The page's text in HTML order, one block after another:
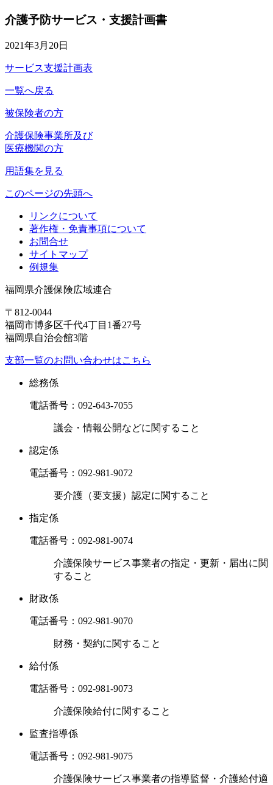
介護予防サービス・支援計画書
2021年3月20日
サービス支援計画表
一覧へ戻る
被保険者の方
介護保険事業所及び
医療機関の方
用語集を見る
このページの先頭へ
リンクについて
著作権・免責事項について
お問合せ
サイトマップ
例規集
福岡県介護保険広域連合
〒812-0044
福岡市博多区千代4丁目1番27号
福岡県自治会館3階
支部一覧のお問い合わせはこちら
総務係
電話番号： 092-643-7055
議会・情報公開などに関すること
認定係
電話番号： 092-981-9072
要介護（要支援）認定に関すること
指定係
電話番号： 092-981-9074
介護保険サービス事業者の指定・更新・届出に関
すること
財政係
電話番号： 092-981-9070
財務・契約に関すること
給付係
電話番号： 092-981-9073
介護保険給付に関すること
監査指導係
電話番号： 092-981-9075
介護保険サービス事業者の指導監督・介護給付適